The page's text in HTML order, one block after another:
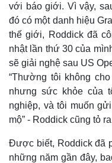
với báo giới. Vì vậy,
đó có một danh hiệu
thế giới, Roddick đã
nhật lần thứ 30 của
sẽ giải nghệ sau US
“Thường tôi không
nhưng sức khỏe của
nghiệp, và tôi muốn
mộ” - Roddick cũng tỏ
Được biết, Roddick đã
những năm gần đây,